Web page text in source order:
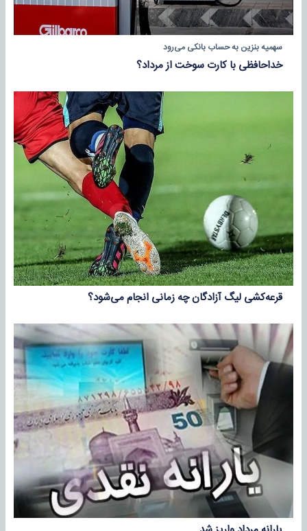
سهمیه بنزین به حساب بانکی می‌رود
خداحافظی با کارت سوخت از مرداد؟
قرعه‌کشی لیگ آزادگان چه زمانی انجام می‌شود؟